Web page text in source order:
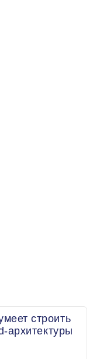
строить
архитектуры